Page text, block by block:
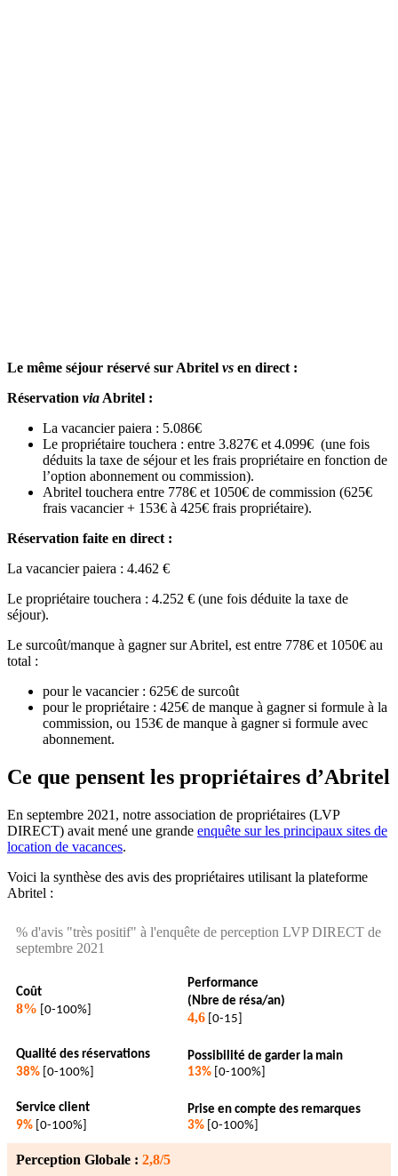
Le même séjour réservé sur Abritel vs en direct :
Réservation via Abritel :
La vacancier paiera : 5.086€
Le propriétaire touchera : entre 3.827€ et 4.099€ (une fois
déduits la taxe de séjour et les frais propriétaire en fonction de
l’option abonnement ou commission).
Abritel touchera entre 778€ et 1050€ de commission (625€
frais vacancier + 153€ à 425€ frais propriétaire).
Réservation faite en direct :
La vacancier paiera : 4.462 €
Le propriétaire touchera : 4.252 € (une fois déduite la taxe de
séjour).
Le surcoût/manque à gagner sur Abritel, est entre 778€ et 1050€ au
total :
pour le vacancier : 625€ de surcoût
pour le propriétaire : 425€ de manque à gagner si formule à la
commission, ou 153€ de manque à gagner si formule avec
abonnement.
Ce que pensent les propriétaires d’Abritel
En septembre 2021, notre association de propriétaires (LVP
DIRECT) avait mené une grande enquête sur les principaux sites de
location de vacances.
Voici la synthèse des avis des propriétaires utilisant la plateforme
Abritel :
% d'avis "très positif" à l'enquête de perception LVP DIRECT de
septembre 2021
Coût
8% [0-100%]
Performance
(Nbre de résa/an)
4,6 [0-15]
Qualité des réservations
38% [0-100%]
Possibilité de garder la main
13% [0-100%]
Service client
9% [0-100%]
Prise en compte des remarques
3% [0-100%]
Perception Globale : 2,8/5